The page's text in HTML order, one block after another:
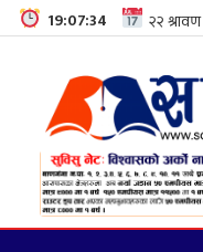
19:07:35